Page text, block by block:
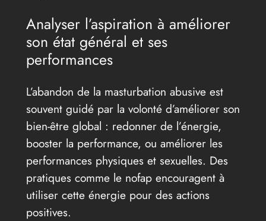
Analyser l’aspiration à améliorer
son état général et ses
performances
L’abandon de la masturbation abusive est
souvent guidé par la volonté d’améliorer son
bien-être global : redonner de l’énergie,
booster la performance, ou améliorer les
performances physiques et sexuelles. Des
pratiques comme le nofap encouragent à
utiliser cette énergie pour des actions
positives.